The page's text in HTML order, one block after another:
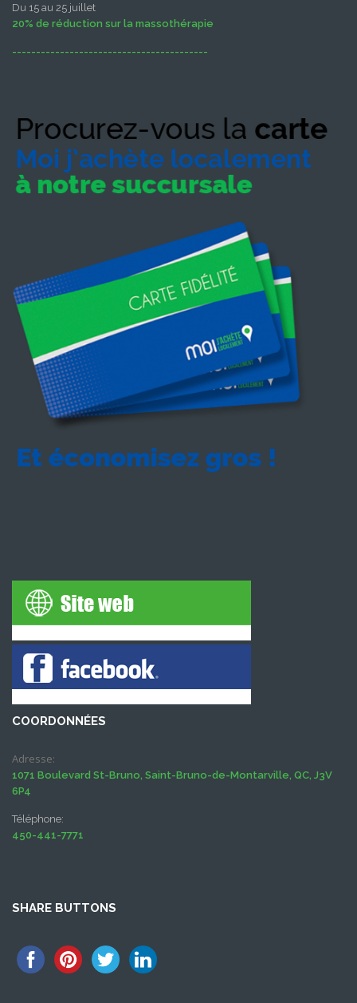
Du 15 au 25 juillet
20% de réduction sur la massothérapie
-----------------------------------------
COORDONNÉES
Adresse:
1071 Boulevard St-Bruno, Saint-Bruno-de-Montarville, QC, J3V
6P4
Téléphone:
450-441-7771
SHARE BUTTONS